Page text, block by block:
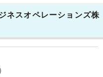
ネスオペレーションズ株